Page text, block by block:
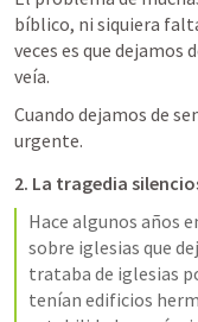
bíblico, ni siquiera
veces es que dejamos
veía.
Cuando dejamos de
urgente.
2. La tragedia
Hace algunos años
sobre iglesias que
trataba de iglesias
tenían edificios